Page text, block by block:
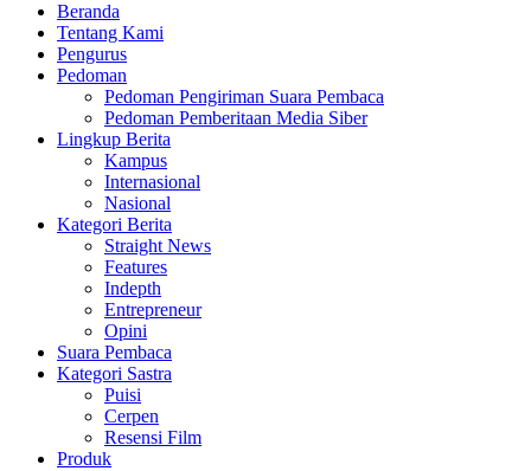
Beranda
Tentang Kami
Pengurus
Pedoman
Pedoman Pengiriman Suara Pembaca
Pedoman Pemberitaan Media Siber
Lingkup Berita
Kampus
Internasional
Nasional
Kategori Berita
Straight News
Features
Indepth
Entrepreneur
Opini
Suara Pembaca
Kategori Sastra
Puisi
Cerpen
Resensi Film
Produk